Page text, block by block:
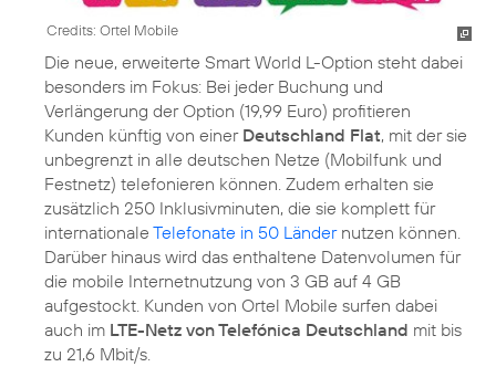
Credits: Ortel Mobile
Die neue, erweiterte Smart World L-Option steht dabei
besonders im Fokus: Bei jeder Buchung und
Verlängerung der Option (19,99 Euro) profitieren
Kunden künftig von einer Deutschland Flat, mit der sie
unbegrenzt in alle deutschen Netze (Mobilfunk und
Festnetz) telefonieren können. Zudem erhalten sie
zusätzlich 250 Inklusivminuten, die sie komplett für
internationale Telefonate in 50 Ländernutzen können.
Darüber hinaus wird das enthaltene Datenvolumen für
die mobile Internetnutzung von 3 GB auf 4 GB
aufgestockt. Kunden von Ortel Mobile surfen dabei
auch im LTE-Netz von Telefónica Deutschland mit bis
zu 21,6 Mbit/s.